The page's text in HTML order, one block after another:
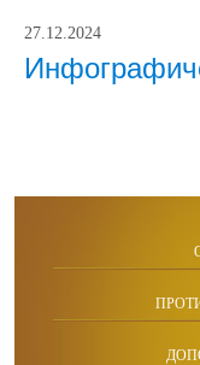
27.12.2024